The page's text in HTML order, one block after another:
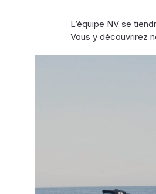
L’équipe NV se
Vous y découvrirez